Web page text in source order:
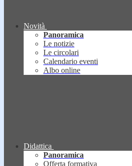
Novità
Panoramica
Le notizie
Le circolari
Calendario eventi
Albo online
Didattica
Panoramica
Offerta formativa